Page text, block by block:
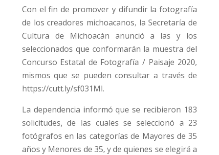
Con el fin de promover y difundir la fotografía
de los creadores michoacanos, la Secretaría de
Cultura de Michoacán anunció a las y los
seleccionados que conformarán la muestra del
Concurso Estatal de Fotografía / Paisaje 2020,
mismos que se pueden consultar a través de
https://cutt.ly/sf031Ml.
La dependencia informó que se recibieron 183
solicitudes, de las cuales se seleccionó a 23
fotógrafos en las categorías de Mayores de 35
años y Menores de 35, y de quienes se elegirá a